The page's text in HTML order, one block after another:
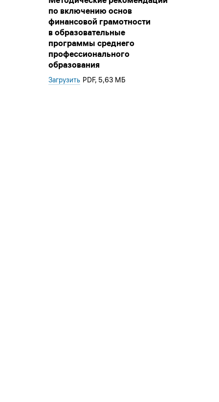
по включению основ
финансовой грамотности
в образовательные
программы среднего
профессионального
образования
Загрузить PDF, 5,63 МБ